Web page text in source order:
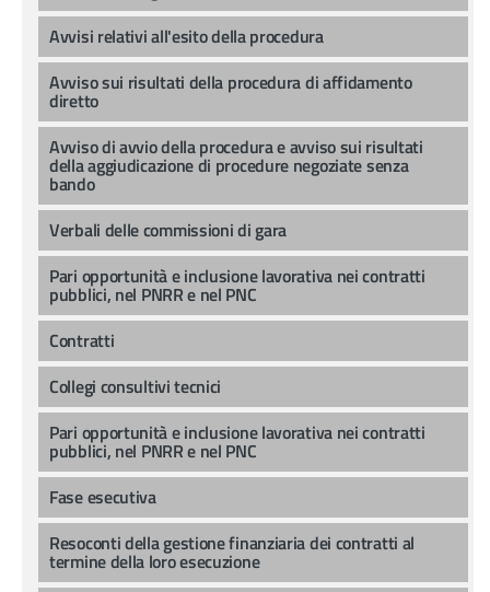
Avvisi relativi all'esito della procedura
Avviso sui risultati della procedura di affidamento
diretto
Avviso di avvio della procedura e avviso sui risultati
della aggiudicazione di procedure negoziate senza
bando
Verbali delle commissioni di gara
Pari opportunità e inclusione lavorativa nei contratti
pubblici, nel PNRR e nel PNC
Contratti
Collegi consultivi tecnici
Pari opportunità e inclusione lavorativa nei contratti
pubblici, nel PNRR e nel PNC
Fase esecutiva
Resoconti della gestione finanziaria dei contratti al
termine della loro esecuzione